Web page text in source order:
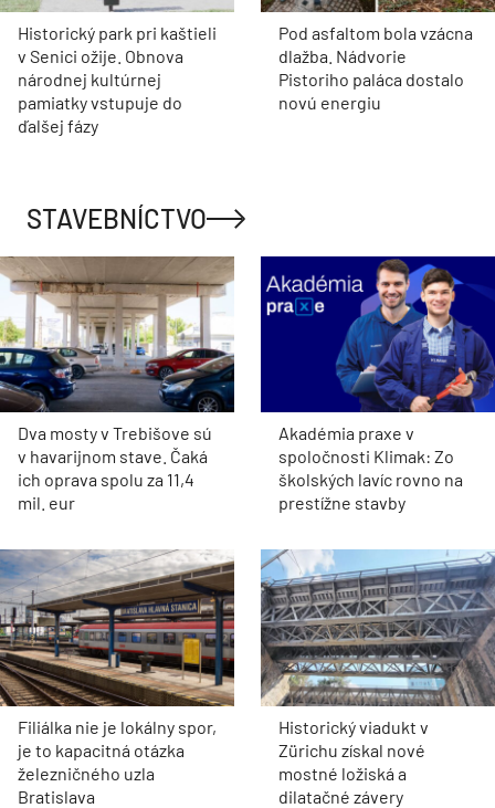
Historický park pri kaštieli
v Senici ožije. Obnova
národnej kultúrnej
pamiatky vstupuje do
ďalšej fázy
Pod asfaltom bola vzácna
dlažba. Nádvorie
Pistoriho paláca dostalo
novú energiu
STAVEBNÍCTVO
Dva mosty v Trebišove sú
v havarijnom stave. Čaká
ich oprava spolu za 11,4
mil. eur
Akadémia praxe v
spoločnosti Klimak: Zo
školských lavíc rovno na
prestížne stavby
Filiálka nie je lokálny spor,
je to kapacitná otázka
železničného uzla
Bratislava
Historický viadukt v
Zürichu získal nové
mostné ložiská a
dilatačné závery